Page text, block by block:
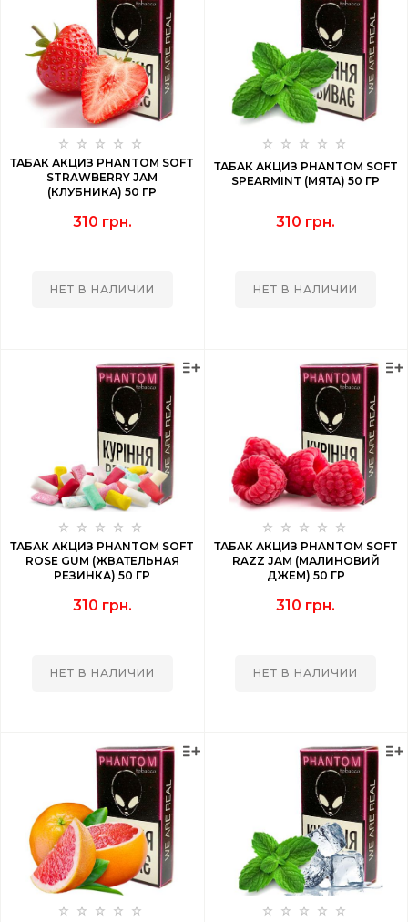
ТАБАК АКЦИЗ PHANTOM SOFT
STRAWBERRY JAM
(КЛУБНИКА) 50 ГР
310 грн.
НЕТ В НАЛИЧИИ
ТАБАК АКЦИЗ PHANTOM SOFT
SPEARMINT (МЯТА) 50 ГР
310 грн.
НЕТ В НАЛИЧИИ
ТАБАК АКЦИЗ PHANTOM SOFT
ROSE GUM (ЖВАТЕЛЬНАЯ
РЕЗИНКА) 50 ГР
310 грн.
НЕТ В НАЛИЧИИ
ТАБАК АКЦИЗ PHANTOM SOFT
RAZZ JAM (МАЛИНОВИЙ
ДЖЕМ) 50 ГР
310 грн.
НЕТ В НАЛИЧИИ